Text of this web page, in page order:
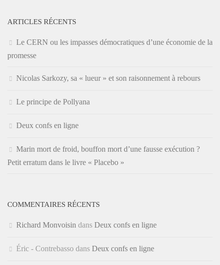
ARTICLES RÉCENTS
Le CERN ou les impasses démocratiques d’une économie de la
promesse
Nicolas Sarkozy, sa « lueur » et son raisonnement à rebours
Le principe de Pollyana
Deux confs en ligne
Marin mort de froid, bouffon mort d’une fausse exécution ?
Petit erratum dans le livre « Placebo »
COMMENTAIRES RÉCENTS
Richard Monvoisin dans Deux confs en ligne
Éric - Contrebasso dans Deux confs en ligne